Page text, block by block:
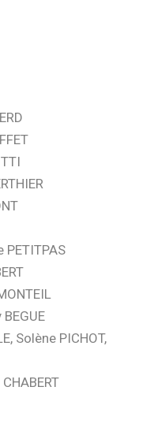
Solène PICHOT,